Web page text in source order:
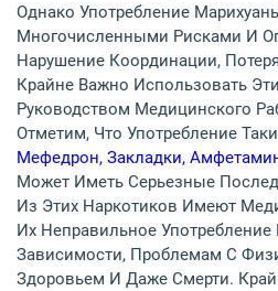
Однако Употребление
Многочисленными Рисками И
Нарушение Координации,
Крайне Важно Использовать
Руководством Медицинского
Отметим, Что Употребление
Мефедрон, Закладки,
Может Иметь Серьезные
Из Этих Наркотиков Имеют
Их Неправильное
Зависимости, Проблемам С
Здоровьем И Даже Смерти.